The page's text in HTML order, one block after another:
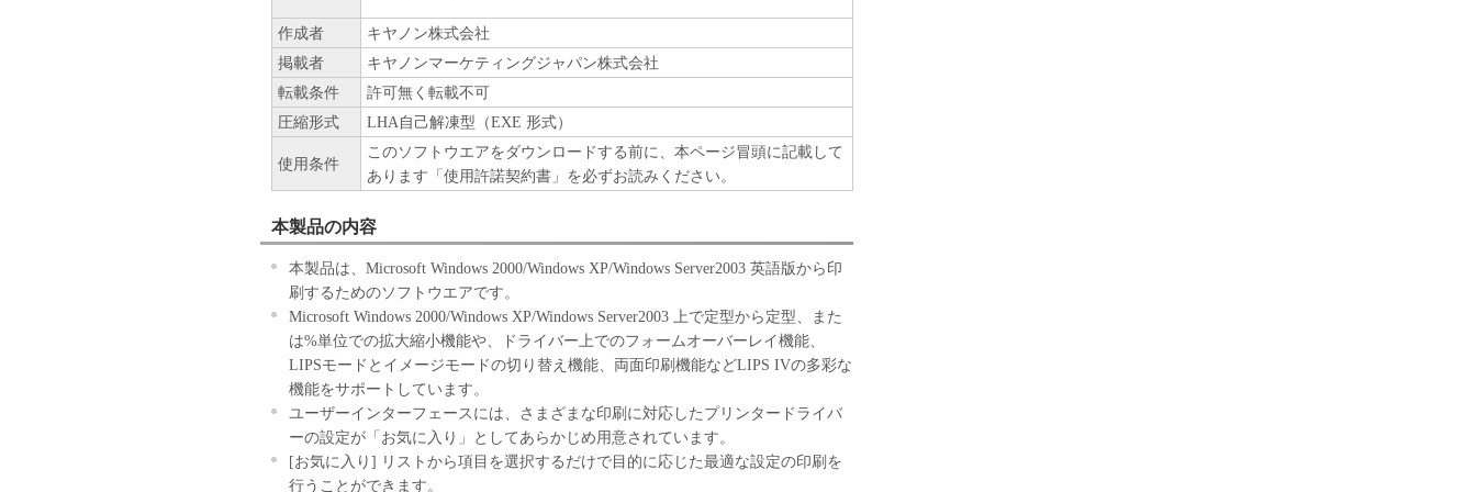
WILL BE UNINTERRUPTED OR ERROR FREE.
[NO LIABILITY FOR DAMAGES] IN NO EVENT SHALL EITHER CANON,
CANON'S SUBSIDIARIES OR AFFILIATES, THEIR DISTRIBUTORS
DEALERS OR CANON'S LICENSORS BE LIABLE FOR ANY DAMAGES
WHATSOEVER (INCLUDING WITHOUT LIMITATION, LOSS OF BUSINESS
PROFITS, LOSS OF BUSINESS INFORMATION, LOSS OF BUSINESS
INTERRUPTION OR OTHER COMPENSATORY, INCIDENTAL OR
THEREOF OR INABILITY TO USE THE SOFTWARE EVEN IF EITHER
CANON, CANON'S SUBSIDIARIES OR AFFILIATES, THEIR
DISTRIBUTORS, DEALERS OR CANON'S LICENSORS HAVE BEEN
ADVISED OF THE POSSIBILITY OF SUCH DAMAGES. SOME STATES OR
LEGAL JURISDICTIONS DO NOT ALLOW THE LIMITATION OR
EXCLUSION OF LIABILITY FOR INCIDENTAL OR CONSEQUENTIAL
DAMAGES, OR PERSONAL INJURY OR DEATH RESULTING FROM
NEGLIGENCE ON THE PART OF SELLER, SO THE ABOVE LIMITATION
OR EXCLUSION MAY NOT APPLY TO YOU.
[RELEASE OF LIABILITY] TO THE FULL EXTENT PERMITTED BY
APPLICABLE LAW, YOU HEREBY RELEASE CANON, CANON'S
作成者
キヤノン株式会社
掲載者
キヤノンマーケティングジャパン株式会社
転載条件
許可無く転載不可
圧縮形式
LHA自己解凍型（EXE 形式）
使用条件
このソフトウエアをダウンロードする前に、本ページ冒頭に記載して
あります「使用許諾契約書」を必ずお読みください。
本製品の内容
本製品は、Microsoft Windows 2000/Windows XP/Windows Server2003 英語版から印
刷するためのソフトウエアです。
Microsoft Windows 2000/Windows XP/Windows Server2003 上で定型から定型、また
は%単位での拡大縮小機能や、ドライバー上でのフォームオーバーレイ機能、
LIPSモードとイメージモードの切り替え機能、両面印刷機能などLIPS IVの多彩な
機能をサポートしています。
ユーザーインターフェースには、さまざまな印刷に対応したプリンタードライバ
ーの設定が「お気に入り」としてあらかじめ用意されています。
[お気に入り] リストから項目を選択するだけで目的に応じた最適な設定の印刷を
行うことができます。